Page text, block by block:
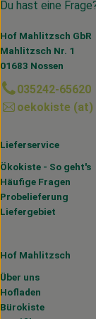
Du hast eine
Hof Mahlitzsch GbR
Mahlitzsch Nr. 1
01683 Nossen
035242-65620
oekokiste (at)
Lieferservice
Ökokiste - So geht's
Häufige Fragen
Probelieferung
Liefergebiet
Hof Mahlitzsch
Über uns
Hofladen
Bürokiste